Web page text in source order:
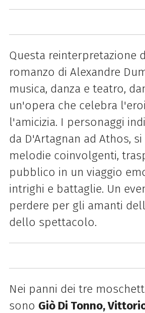
Questa reinterpretazione
romanzo di Alexandre
musica, danza e teatro,
un'opera che celebra
l'amicizia. I personaggi
da D'Artagnan ad Athos,
melodie coinvolgenti,
pubblico in un viaggio
intrighi e battaglie. Un
perdere per gli amanti
dello spettacolo.
Nei panni dei tre
sono Giò Di Tonno,